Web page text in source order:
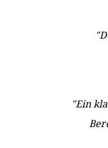
"Ein